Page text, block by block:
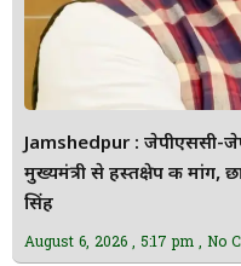
Jamshedpur : जेपीएससी-
मुख्यमंत्री से हस्तक्षेप की मांग,
सिंह
August 6, 2026 5:17 pm No